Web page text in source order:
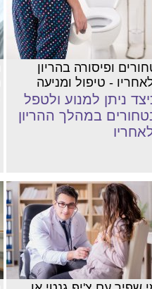
ופיסורה בהריון
- טיפול ומניעה
ניתן למנוע ולטפל
במהלך ההריון